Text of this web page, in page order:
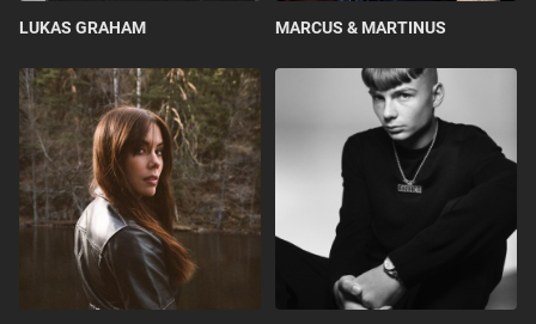
LUKAS GRAHAM MARCUS & MARTINUS